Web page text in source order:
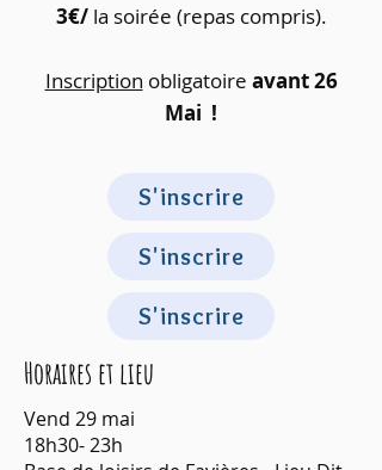
3€/la soirée (repas compris).
Inscription obligatoire avant 26
Mai !
S'inscrire
S'inscrire
S'inscrire
Horaires et lieu
Vend 29 mai
18h30- 23h